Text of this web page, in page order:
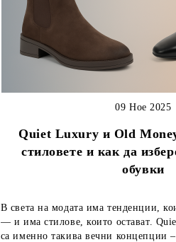
Quiet Luxury и Old
стиловете и как да
обувки
09 Ное 2025
В света на модата има тенденции,
— и има стилове, които остават.
са именно такива вечни концепции –